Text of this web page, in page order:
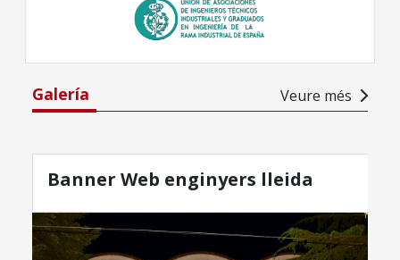
Galería Veure més
Banner Web enginyers lleida
REIS MAGS 2026